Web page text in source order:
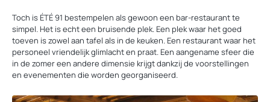
Toch is ÉTÉ 91 bestempelen als gewoon een bar-restaurant te
simpel. Het is echt een bruisende plek. Een plek waar het goed
toeven is zowel aan tafel als in de keuken. Een restaurant waar het
personeel vriendelijk glimlacht en praat. Een aangename sfeer die
in de zomer een andere dimensie krijgt dankzij de voorstellingen
en evenementen die worden georganiseerd.